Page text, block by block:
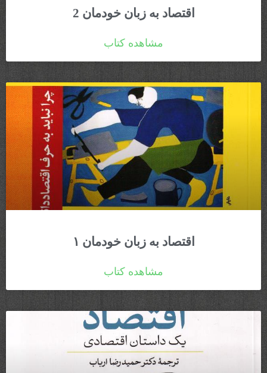
اقتصاد به زبان خودمان 2
مشاهده کتاب
اقتصاد به زبان خودمان ۱
مشاهده کتاب